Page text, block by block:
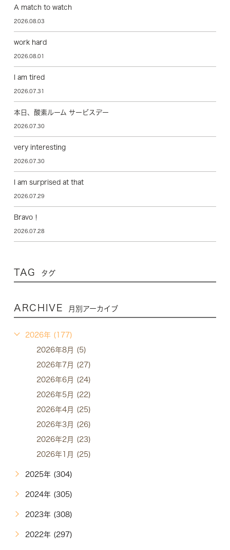
A match to watch
2026.08.03
work hard
2026.08.01
I am tired
2026.07.31
本日、酸素ルーム サービスデー
2026.07.30
very interesting
2026.07.30
I am surprised at that
2026.07.29
Bravo！
2026.07.28
TAG タグ
ARCHIVE 月別アーカイブ
2026年 (177)
2026年8月 (5)
2026年7月 (27)
2026年6月 (24)
2026年5月 (22)
2026年4月 (25)
2026年3月 (26)
2026年2月 (23)
2026年1月 (25)
2025年 (304)
2024年 (305)
2023年 (308)
2022年 (297)